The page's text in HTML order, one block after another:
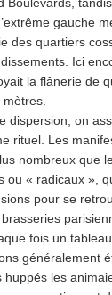
gauche
des quartiers
Ici
la flânerie de
dispersion, on
rituel. Les
nombreux que
ou « radicaux »,
pour se
fois un
généralement
huppés les